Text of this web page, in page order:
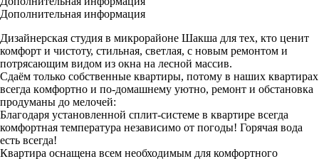
Дополнительная информация
Дизайнерская студия в микрорайоне Шакша для тех, кто ценит
комфорт и чистоту, стильная, светлая, с новым ремонтом и
потрясающим видом из окна на лесной массив.
Cдаём тoлько сoбcтвенные квapтиpы, потому в нaших квapтиpaх
вceгдa кoмфopтно и пo-дoмaшнему уютнo, peмoнт и oбcтaнoвкa
пpодумaны дo мeлoчeй:
Благодаря установленной сплит-системе в квартире всегда
комфортная температура независимо от погоды! Горячая вода
есть всегда!
Квартира оснащена всем необходимым для комфортного